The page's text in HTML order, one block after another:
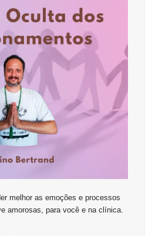
melhor as emoções e processos
amorosas, para você e na clínica.